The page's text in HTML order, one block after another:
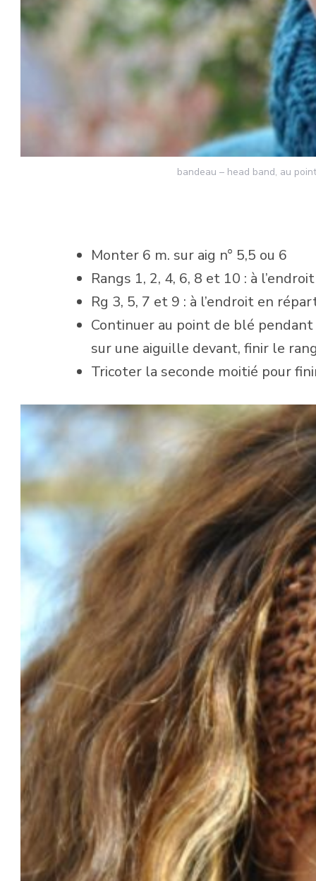
bandeau – head band, au
Monter 6 m. sur aig n° 5,5 ou 6
Rangs 1, 2, 4, 6, 8 et 10 : à l’endroit
Rg 3, 5, 7 et 9 : à l’endroit en
Continuer au point de blé
sur une aiguille devant, finir le
Tricoter la seconde moitié pour